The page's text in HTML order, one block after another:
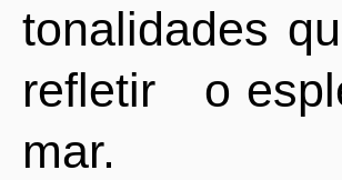
tonalidades
refletir
o
mar.